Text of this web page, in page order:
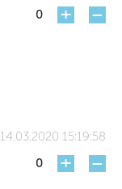
0
+ -
14.03.2020 15:19:58
0
+ -